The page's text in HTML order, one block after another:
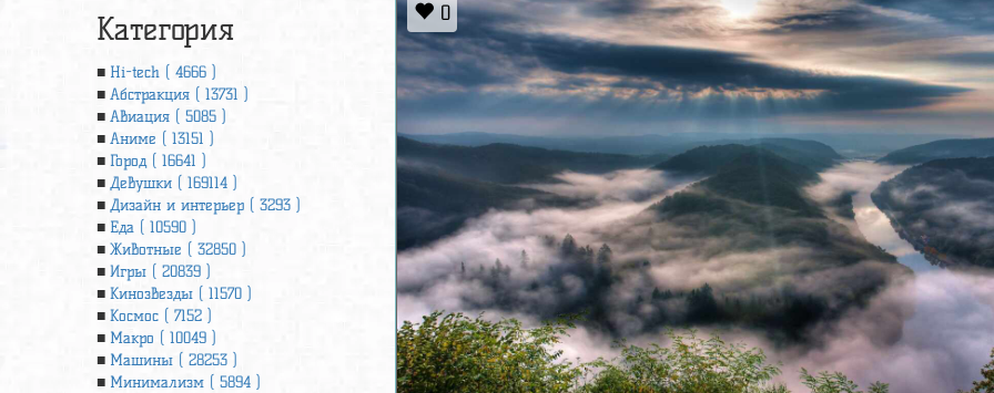
Категория
Hi-tech ( 4666 )
Абстракция ( 13731 )
Авиация ( 5085 )
Аниме ( 13151 )
Город ( 16641 )
Девушки ( 169114 )
Дизайн и интерьер ( 3293 )
Еда ( 10590 )
Животные ( 32850 )
Игры ( 20839 )
Кинозвезды ( 11570 )
Космос ( 7152 )
Макро ( 10049 )
Машины ( 28253 )
Минимализм ( 5894 )
0